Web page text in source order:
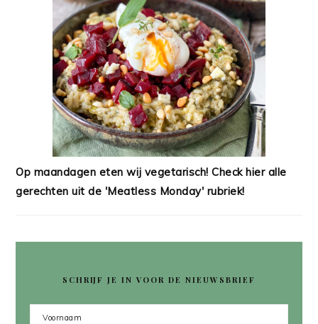
Op maandagen eten wij vegetarisch! Check hier alle
gerechten uit de 'Meatless Monday' rubriek!
SCHRIJF JE IN VOOR DE NIEUWSBRIEF